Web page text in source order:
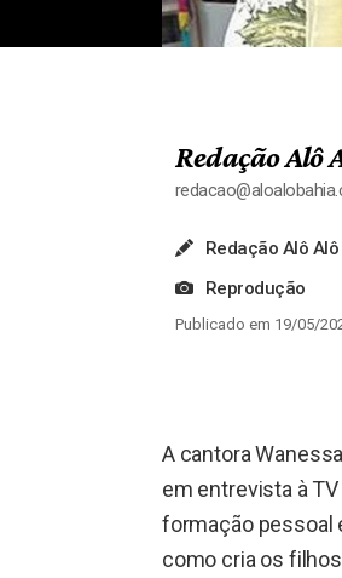
Redação Alô
Redação Alô
Reprodução
Publicado em 19/05/
A cantora
em entrevista à
formação pessoal
como cria os